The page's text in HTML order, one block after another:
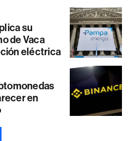
su
de Vaca
eléctrica
en